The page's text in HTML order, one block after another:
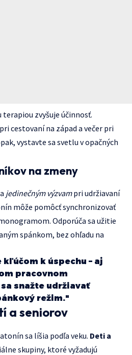
zvyšuje účinnosť.
cestovaní na západ a večer pri
vystavte sa svetlu v opačných
na zmeny
jedinečným výzvampri udržiavaní
môže pomôcť synchronizovať
Odporúča sa užitie
spánkom, bez ohľadu na
k úspechu – aj
pracovnom
snažte udržiavať
režim."
a seniorov
sa líšia podľa veku. Deti a
skupiny, ktoré vyžadujú